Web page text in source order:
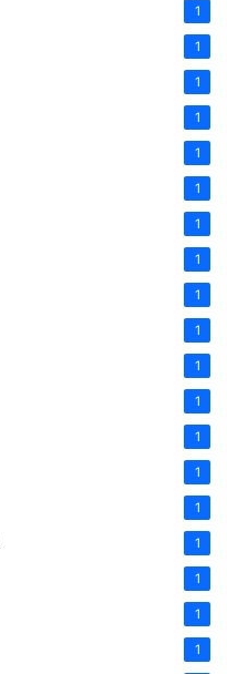
1
1
1
1
1
1
1
1
1
1
1
1
1
1
1
1
1
1
1